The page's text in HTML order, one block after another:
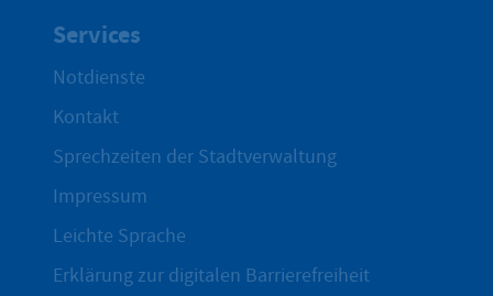
Services
Notdienste
Kontakt
Sprechzeiten der Stadtverwaltung
Impressum
Leichte Sprache
Erklärung zur digitalen Barrierefreiheit